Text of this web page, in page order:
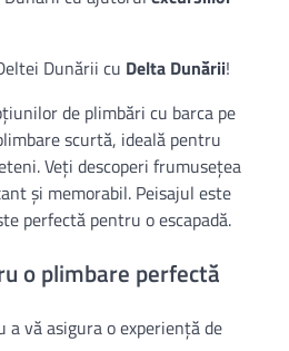
Dunării cu Delta Dunării!
de plimbări cu barca pe
scurtă, ideală pentru
Veți descoperi frumusețea
și memorabil. Peisajul este
perfectă pentru o escapadă.
o plimbare perfectă
vă asigura o experiență de